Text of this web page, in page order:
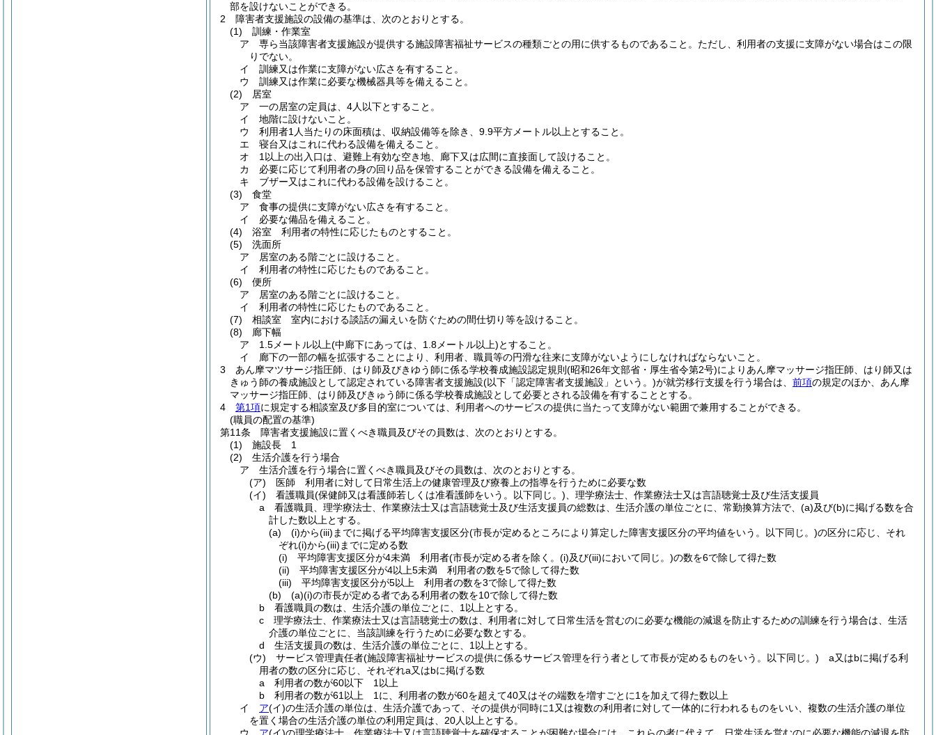
部を設けないことができる。
2
障害者支援施設の設備の基準は、次のとおりとする。
(1)
訓練・作業室
ア
専ら当該障害者支援施設が提供する施設障害福祉サービスの種類ごとの用に供するものであること。 ただし、利用者の支援に支障がない場合はこの限
りでない。
イ
訓練又は作業に支障がない広さを有すること。
ウ
訓練又は作業に必要な機械器具等を備えること。
(2)
居室
ア
一の居室の定員は、4人以下とすること。
イ
地階に設けないこと。
ウ
利用者1人当たりの床面積は、収納設備等を除き、9.9平方メートル以上とすること。
エ
寝台又はこれに代わる設備を備えること。
オ
1以上の出入口は、避難上有効な空き地、廊下又は広間に直接面して設けること。
カ
必要に応じて利用者の身の回り品を保管することができる設備を備えること。
キ
ブザー又はこれに代わる設備を設けること。
(3)
食堂
ア
食事の提供に支障がない広さを有すること。
イ
必要な備品を備えること。
(4)
浴室 利用者の特性に応じたものとすること。
(5)
洗面所
ア
居室のある階ごとに設けること。
イ
利用者の特性に応じたものであること。
(6)
便所
ア
居室のある階ごとに設けること。
イ
利用者の特性に応じたものであること。
(7)
相談室 室内における談話の漏えいを防ぐための間仕切り等を設けること。
(8)
廊下幅
ア
1.5メートル以上(中廊下にあっては、1.8メートル以上)とすること。
イ
廊下の一部の幅を拡張することにより、利用者、職員等の円滑な往来に支障がないようにしなければならないこと。
3
あん摩マツサージ指圧師、はり師及びきゆう師に係る学校養成施設認定規則 (昭和26年文部省・厚生省令第2号)によりあん摩マッサージ指圧師、はり師又は
きゅう師の養成施設として認定されている障害者支援施設(以下「認定障害者支援施設」という。)が就労移行支援を行う場合は、 前項の規定のほか、あん摩
マッサージ指圧師、はり師及びきゅう師に係る学校養成施設として必要とされる設備を有することとする。
4
第1項に規定する相談室及び多目的室については、利用者へのサービスの提供に当たって支障がない範囲で兼用することができる。
(職員の配置の基準)
第11条
障害者支援施設に置くべき職員及びその員数は、次のとおりとする。
(1)
施設長 1
(2)
生活介護を行う場合
ア
生活介護を行う場合に置くべき職員及びその員数は、次のとおりとする。
(ア)
医師 利用者に対して日常生活上の健康管理及び療養上の指導を行うために必要な数
(イ)
看護職員(保健師又は看護師若しくは准看護師をいう。以下同じ。) 、理学療法士、作業療法士又は言語聴覚士及び生活支援員
a
看護職員、理学療法士、作業療法士又は言語聴覚士及び生活支援員の総数は、生活介護の単位ごとに、常勤換算方法で、(a)及び(b)に掲げる数を合
計した数以上とする。
(a)
(i)から(iii) までに掲げる平均障害支援区分(市長が定めるところにより算定した障害支援区分の平均値をいう。以下同じ。)の区分に応じ、それ
ぞれ(i)から(iii) までに定める数
(i)
平均障害支援区分が4未満 利用者(市長が定める者を除く。(i)及び(iii)において同じ。)の数を6で除して得た数
(ii)
平均障害支援区分が4以上5未満 利用者の数を5で除して得た数
(iii)
平均障害支援区分が5以上 利用者の数を3で除して得た数
(b)
(a)(i)の市長が定める者である利用者の数を10で除して得た数
b
看護職員の数は、生活介護の単位ごとに、1以上とする。
c
理学療法士、作業療法士又は言語聴覚士の数は、利用者に対して日常生活を営むのに必要な機能の減退を防止するための訓練を行う場合は、生活
介護の単位ごとに、当該訓練を行うために必要な数とする。
d
生活支援員の数は、生活介護の単位ごとに、1以上とする。
(ウ)
サービス管理責任者(施設障害福祉サービスの提供に係るサービス管理を行う者として市長が定めるものをいう。以下同じ。) a又はbに掲げる利
用者の数の区分に応じ、それぞれa又はbに掲げる数
a
利用者の数が60以下 1以上
b
利用者の数が61以上 1に、利用者の数が60を超えて40又はその端数を増すごとに1を加えて得た数以上
イ
ア(イ)の生活介護の単位は、生活介護であって、その提供が同時に1又は複数の利用者に対して一体的に行われるものをいい、複数の生活介護の単位
を置く場合の生活介護の単位の利用定員は、20人以上とする。